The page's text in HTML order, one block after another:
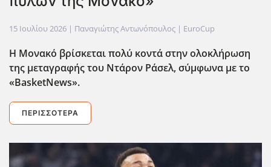
15 Ιουλίου 2026 | Παναγιώτης Αντωνόπουλος | EuroCup
Η Μονακό βρίσκεται πολύ κοντά στην ολοκλήρωση
της μεταγραφής του Ντάρον Ράσελ, σύμφωνα με το
«BasketNews».
ΠΕΡΙΣΣΌΤΕΡΑ